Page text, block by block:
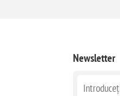
Newsletter